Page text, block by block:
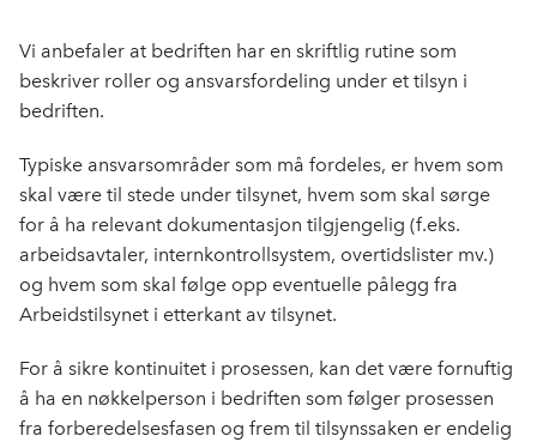
Vi anbefaler at bedriften har en skriftlig rutine som
beskriver roller og ansvarsfordeling under et tilsyn i
bedriften.
Typiske ansvarsområder som må fordeles, er hvem som
skal være til stede under tilsynet, hvem som skal sørge
for å ha relevant dokumentasjon tilgjengelig (f.eks.
arbeidsavtaler, internkontrollsystem, overtidslister mv.)
og hvem som skal følge opp eventuelle pålegg fra
Arbeidstilsynet i etterkant av tilsynet.
For å sikre kontinuitet i prosessen, kan det være fornuftig
å ha en nøkkelperson i bedriften som følger prosessen
fra forberedelsesfasen og frem til tilsynssaken er endelig